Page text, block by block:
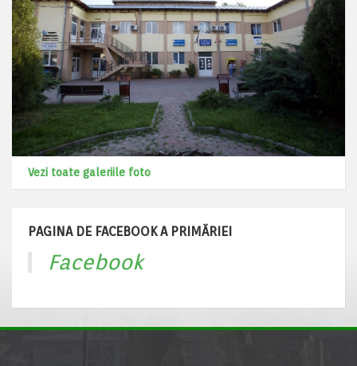
Vezi toate galeriile foto
PAGINA DE FACEBOOK A PRIMĂRIEI
Facebook